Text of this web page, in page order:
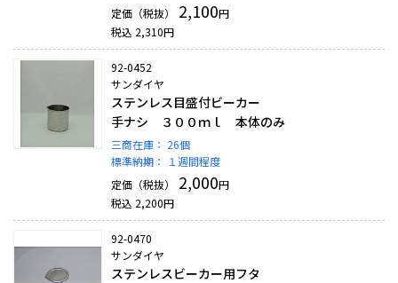
定価（税抜）
2,100円
税込 2,310円
92-0452
サンダイヤ
ステンレス目盛付ビーカー
手ナシ ３００ｍｌ 本体のみ
三商在庫： 26個
標準納期：
１週間程度
定価（税抜）
2,000円
税込 2,200円
92-0470
サンダイヤ
ステンレスビーカー用フタ